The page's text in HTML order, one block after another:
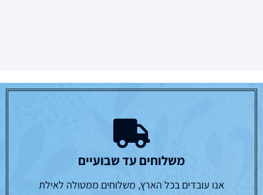
משלוחים עד שבועיים
אנו עובדים בכל הארץ, משלוחים ממטולה לאילת